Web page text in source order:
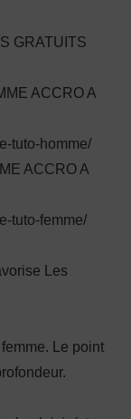
GRATUITS
ACCRO A
tuto-homme/
ACCRO A
tuto-femme/
Les
femme. Le point